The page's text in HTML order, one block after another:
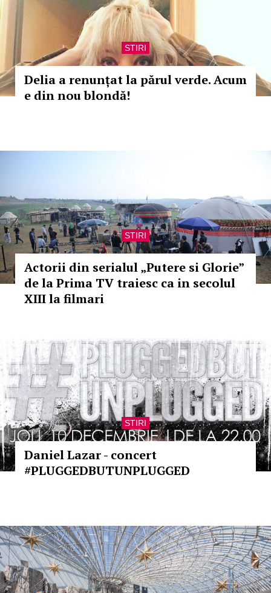
STIRI
Delia a renunțat la părul verde. Acum
e din nou blondă!
STIRI
Actorii din serialul „Putere si Glorie”
de la Prima TV traiesc ca in secolul
XIII la filmari
STIRI
Daniel Lazar - concert
#PLUGGEDBUTUNPLUGGED